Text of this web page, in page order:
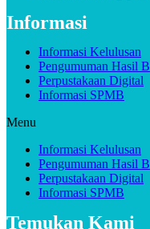
Informasi
Informasi Kelulusan
Pengumuman Hasil
Perpustakaan Digital
Informasi SPMB
Menu
Informasi Kelulusan
Pengumuman Hasil
Perpustakaan Digital
Informasi SPMB
Temukan Kami